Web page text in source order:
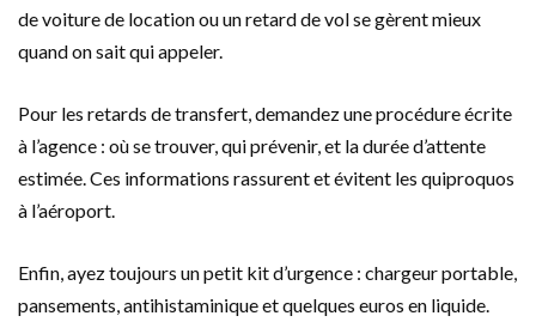
de voiture de location ou un retard de vol se gèrent mieux
quand on sait qui appeler.
Pour les retards de transfert, demandez une procédure écrite
à l’agence : où se trouver, qui prévenir, et la durée d’attente
estimée. Ces informations rassurent et évitent les quiproquos
à l’aéroport.
Enfin, ayez toujours un petit kit d’urgence : chargeur portable,
pansements, antihistaminique et quelques euros en liquide.